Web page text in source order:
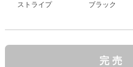
ストライプ ブラック
完 売